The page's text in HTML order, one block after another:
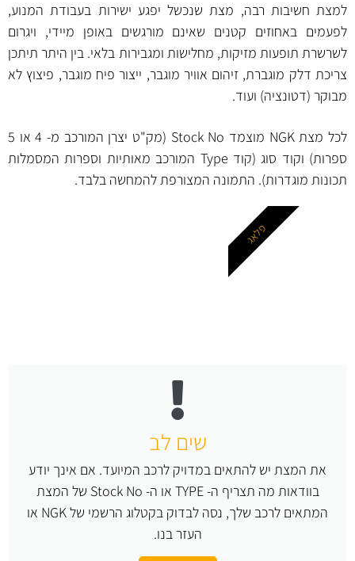
למצת חשיבות רבה, מצת שנכשל יפגע ישירות בעבודת המנוע,
לפעמים באחוזים קטנים שאינם מורגשים באופן מיידי, ויגרום
לשרשרת תופעות מזיקות, מחלישות ומגבירות בלאי. בין היתר תיתכן
צריכת דלק מוגברת, זיהום אוויר מוגבר, ייצור פיח מוגבר, פיצוץ לא
מבוקר (דטונציה) ועוד.
לכל מצת NGK מוצמד Stock No (מק"ט יצרן המורכב מ- 4 או 5
ספרות) וקוד סוג (קוד Type המורכב מאותיות וספרות המסמלות
תכונות מוגדרות). התמונה המצורפת להמחשה בלבד.
שים לב
את המצת יש להתאים במדויק לרכב המיועד. אם אינך יודע
בוודאות מה תצריף ה- TYPE או ה- Stock No של המצת
המתאים לרכב שלך, נסה לבדוק בקטלוג הרשמי של NGK או
העזר בנו.
פלאג